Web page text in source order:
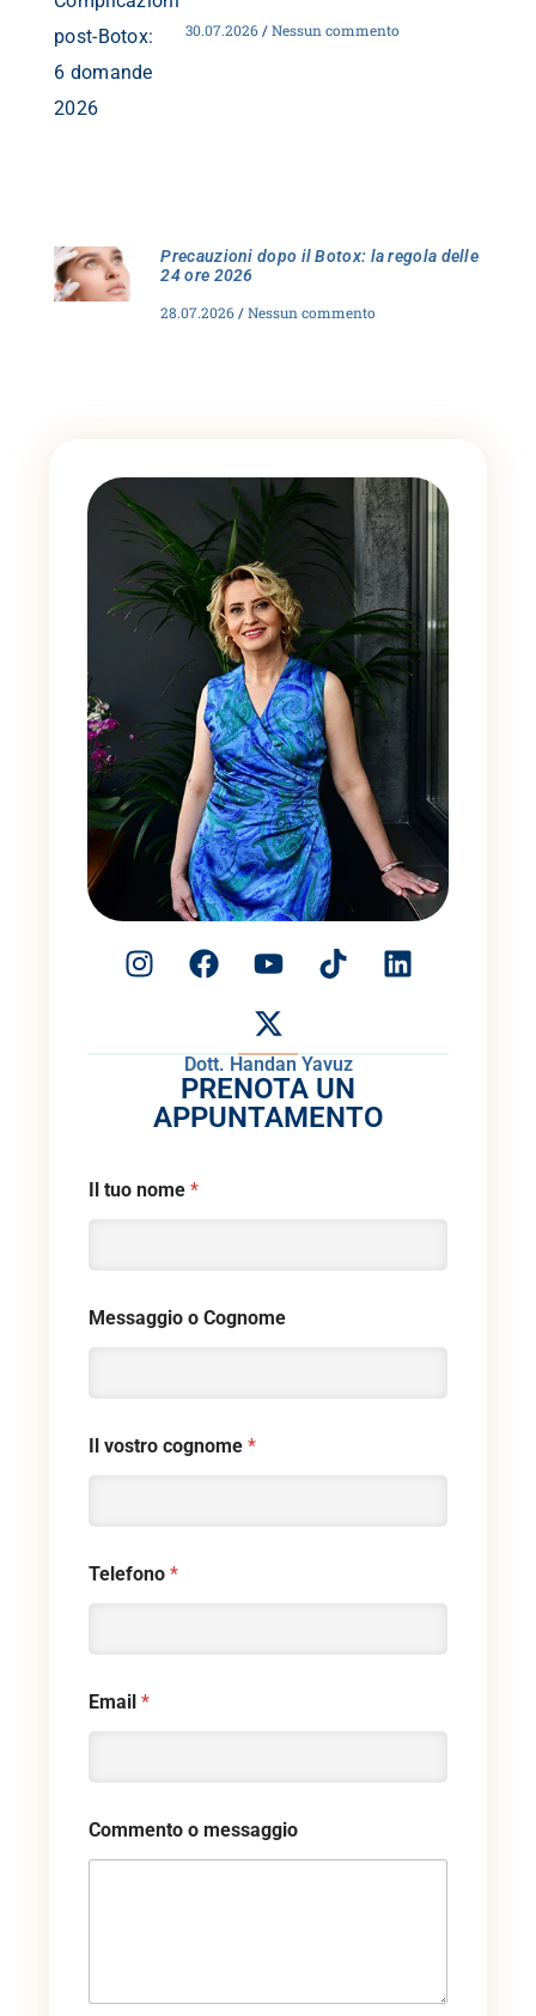
30.07.2026 Nessun commento
Precauzioni dopo il Botox: la regola delle
24 ore 2026
28.07.2026 Nessun commento
Dott. Handan Yavuz
PRENOTA UN
APPUNTAMENTO
Il tuo nome *
Messaggio o Cognome
Il vostro cognome *
Telefono *
Email *
Commento o messaggio